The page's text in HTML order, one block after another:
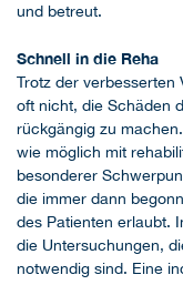
und betreut.
Schnell in die Reha
Trotz der verbesserten
oft nicht, die Schäden
rückgängig zu
wie möglich mit
besonderer
die immer dann
des Patienten erlaubt.
die Untersuchungen,
notwendig sind. Eine